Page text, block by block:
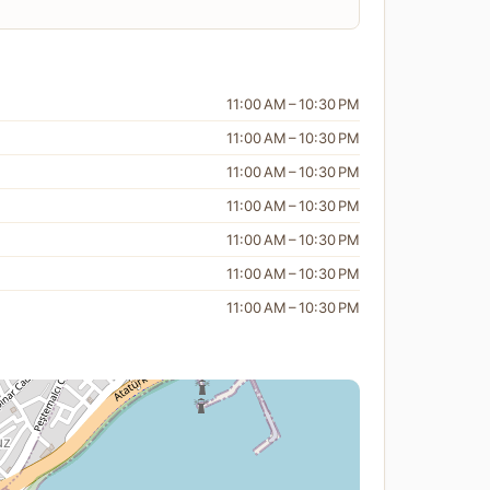
11:00 AM – 10:30 PM
11:00 AM – 10:30 PM
11:00 AM – 10:30 PM
11:00 AM – 10:30 PM
11:00 AM – 10:30 PM
11:00 AM – 10:30 PM
11:00 AM – 10:30 PM